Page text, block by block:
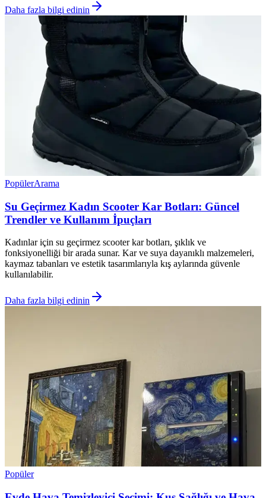
Daha fazla bilgi edinin
PopülerArama
Su Geçirmez Kadın Scooter Kar Botları: Güncel
Trendler ve Kullanım İpuçları
Kadınlar için su geçirmez scooter kar botları, şıklık ve
fonksiyonelliği bir arada sunar. Kar ve suya dayanıklı malzemeleri,
kaymaz tabanları ve estetik tasarımlarıyla kış aylarında güvenle
kullanılabilir.
Daha fazla bilgi edinin
Popüler